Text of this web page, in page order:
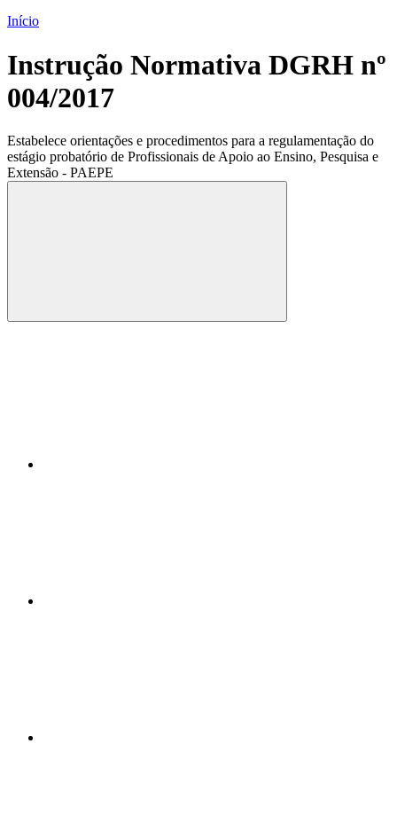
Início
Instrução Normativa DGRH nº
004/2017
Estabelece orientações e procedimentos para a regulamentação do
estágio probatório de Profissionais de Apoio ao Ensino, Pesquisa e
Extensão - PAEPE
Compartilhar